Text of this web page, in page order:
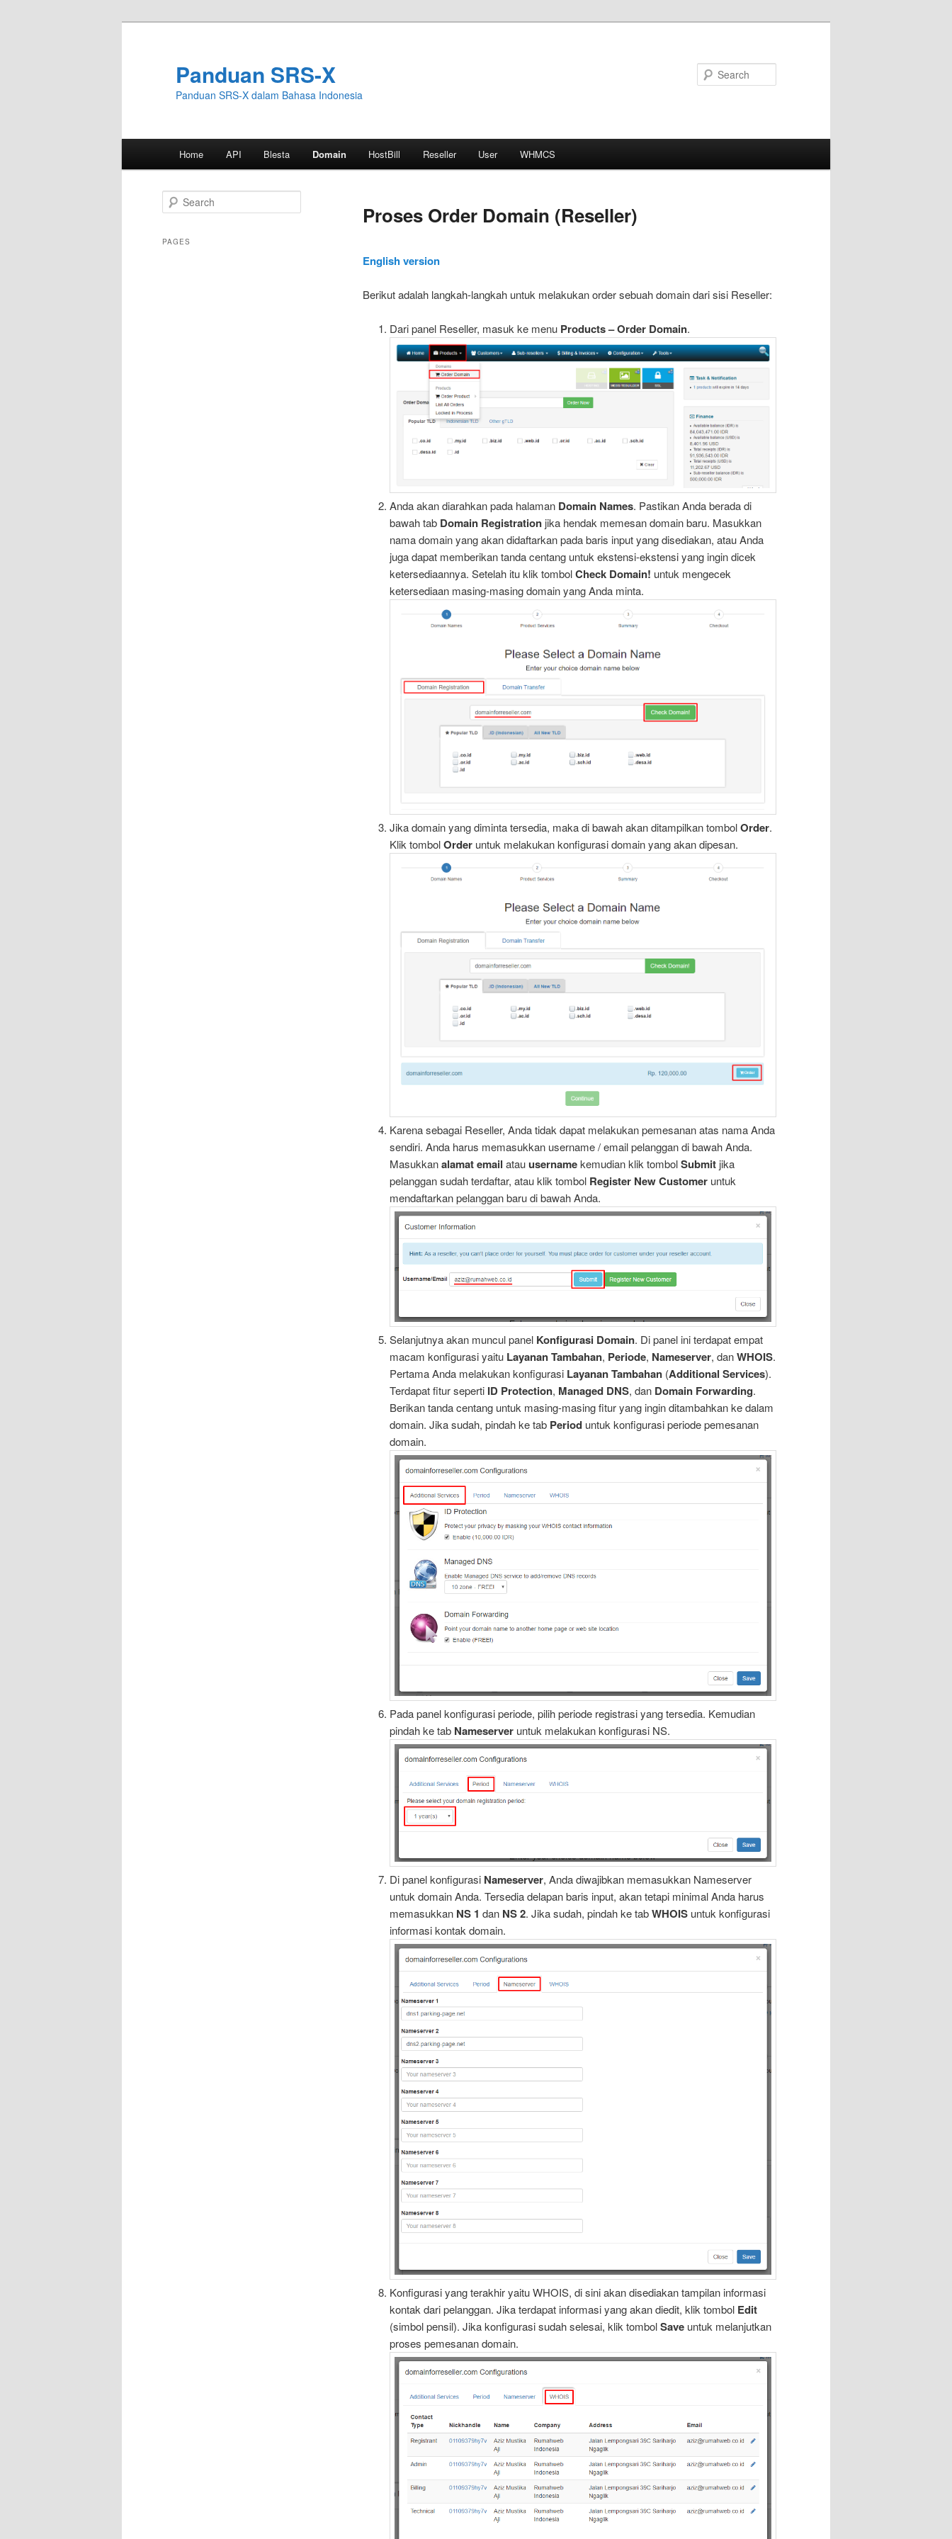
Panduan SRS-X
Panduan SRS-X dalam Bahasa Indonesia
Home API Blesta Domain HostBill Reseller User WHMCS
Proses Order Domain (Reseller)
English version
Berikut adalah langkah-langkah untuk melakukan order sebuah domain dari sisi Reseller:
Dari panel Reseller, masuk ke menu Products – Order Domain.
Anda akan diarahkan pada halaman Domain Names. Pastikan Anda berada di
bawah tab Domain Registrationjika hendak memesan domain baru. Masukkan
nama domain yang akan didaftarkan pada baris input yang disediakan, atau Anda
juga dapat memberikan tanda centang untuk ekstensi-ekstensi yang ingin dicek
ketersediaannya. Setelah itu klik tombolCheck Domain! untuk mengecek
ketersediaan masing-masing domain yang Anda minta.
Jika domain yang diminta tersedia, maka di bawah akan ditampilkan tombolOrder.
Klik tombolOrderuntuk melakukan konfigurasi domain yang akan dipesan.
Karena sebagai Reseller, Anda tidak dapat melakukan pemesanan atas nama Anda
sendiri. Anda harus memasukkan username / email pelanggan di bawah Anda.
Masukkanalamat email atauusernamekemudian klik tombolSubmitjika
pelanggan sudah terdaftar, atau klik tombol Register New Customeruntuk
mendaftarkan pelanggan baru di bawah Anda.
Selanjutnya akan muncul panel Konfigurasi Domain. Di panel ini terdapat empat
macam konfigurasi yaitu Layanan Tambahan, Periode, Nameserver, danWHOIS.
Pertama Anda melakukan konfigurasi Layanan Tambahan(Additional Services).
Terdapat fitur seperti ID Protection, Managed DNS, dan Domain Forwarding.
Berikan tanda centang untuk masing-masing fitur yang ingin ditambahkan ke dalam
domain. Jika sudah, pindah ke tab Perioduntuk konfigurasi periode pemesanan
domain.
Pada panel konfigurasi periode, pilih periode registrasi yang tersedia. Kemudian
pindah ke tab Nameserveruntuk melakukan konfigurasi NS.
Di panel konfigurasi Nameserver, Anda diwajibkan memasukkan Nameserver
untuk domain Anda. Tersedia delapan baris input, akan tetapi minimal Anda harus
memasukkan NS 1 dan NS 2. Jika sudah, pindah ke tabWHOISuntuk konfigurasi
informasi kontak domain.
Konfigurasi yang terakhir yaitu WHOIS, di sini akan disediakan tampilan informasi
kontak dari pelanggan. Jika terdapat informasi yang akan diedit, klik tombol Edit
(simbol pensil). Jika konfigurasi sudah selesai, klik tombolSaveuntuk melanjutkan
proses pemesanan domain.
e
rPAGES